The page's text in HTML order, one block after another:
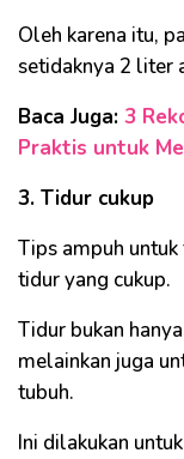
Oleh karena itu,
setidaknya 2 liter
Baca Juga: 3
Praktis untuk
3. Tidur cukup
Tips ampuh
tidur yang cukup.
Tidur bukan
melainkan juga
tubuh.
Ini dilakukan